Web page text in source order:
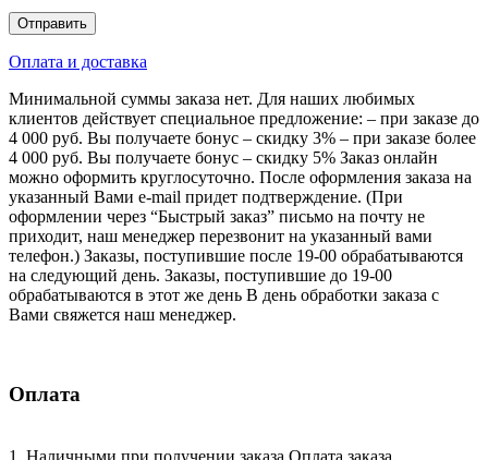
Оплата и доставка
Минимальной суммы заказа нет. Для наших любимых
клиентов действует специальное предложение: – при заказе до
4 000 руб. Вы получаете бонус – скидку 3% – при заказе более
4 000 руб. Вы получаете бонус – скидку 5% Заказ онлайн
можно оформить круглосуточно. После оформления заказа на
указанный Вами e-mail придет подтверждение. (При
оформлении через “Быстрый заказ” письмо на почту не
приходит, наш менеджер перезвонит на указанный вами
телефон.) Заказы, поступившие после 19-00 обрабатываются
на следующий день. Заказы, поступившие до 19-00
обрабатываются в этот же день В день обработки заказа с
Вами свяжется наш менеджер.
Оплата
1. Наличными при получении заказа Оплата заказа,